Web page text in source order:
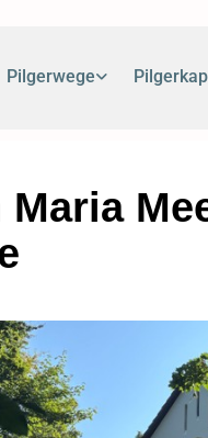
Pilgerwege
Maria